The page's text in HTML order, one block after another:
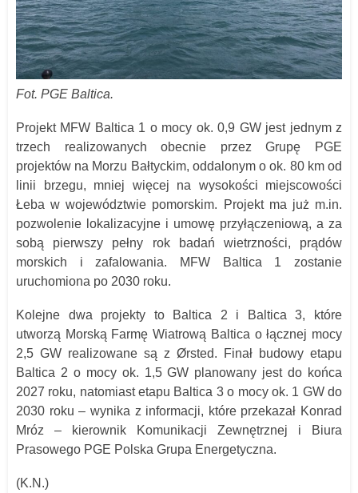
Fot. PGE Baltica.
Projekt MFW Baltica 1 o mocy ok. 0,9 GW jest jednym z
trzech realizowanych obecnie przez Grupę PGE
projektów na Morzu Bałtyckim, oddalonym o ok. 80 km od
linii brzegu, mniej więcej na wysokości miejscowości
Łeba w województwie pomorskim. Projekt ma już m.in.
pozwolenie lokalizacyjne i umowę przyłączeniową, a za
sobą pierwszy pełny rok badań wietrzności, prądów
morskich i zafalowania. MFW Baltica 1 zostanie
uruchomiona po 2030 roku.
Kolejne dwa projekty to Baltica 2 i Baltica 3, które
utworzą Morską Farmę Wiatrową Baltica o łącznej mocy
2,5 GW realizowane są z Ørsted. Finał budowy etapu
Baltica 2 o mocy ok. 1,5 GW planowany jest do końca
2027 roku, natomiast etapu Baltica 3 o mocy ok. 1 GW do
2030 roku – wynika z informacji, które przekazał Konrad
Mróz – kierownik Komunikacji Zewnętrznej i Biura
Prasowego PGE Polska Grupa Energetyczna.
(K.N.)